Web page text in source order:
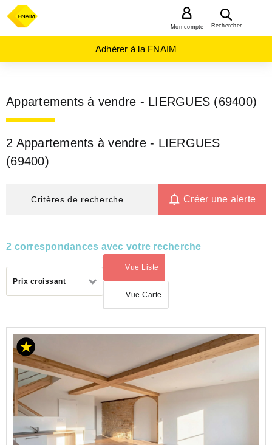
Rechercher
Mon compte
Adhérer à la FNAIM
Appartements à vendre - LIERGUES (69400)
2 Appartements à vendre - LIERGUES
(69400)
Critères de recherche Créer une alerte
2 correspondances avec votre recherche
Prix croissant
Vue Liste
(activé)
Vue Carte
ACHAT
APPARTEMENT
AUVERGNE-
RHÔNE-
ALPES
RHONE
(69)
LIERGUES
(69400)